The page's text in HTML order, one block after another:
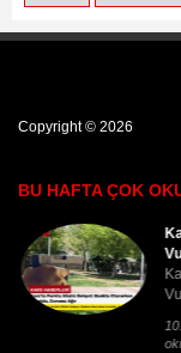
Copyright © 2026
BU HAFTA ÇOK